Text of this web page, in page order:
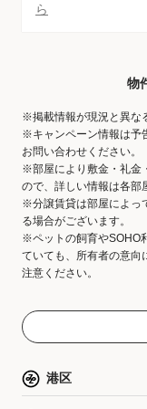
ら
物
※掲載情報が現況と異な
※キャンペーン情報は予
お問い合わせください。
※部屋により敷金・礼金
ので、詳しい情報は各部
※分譲賃貸は部屋によっ
る場合がございます。
※ペットの飼育やSOHO
ていても、所有者の意向
注意ください。
港区